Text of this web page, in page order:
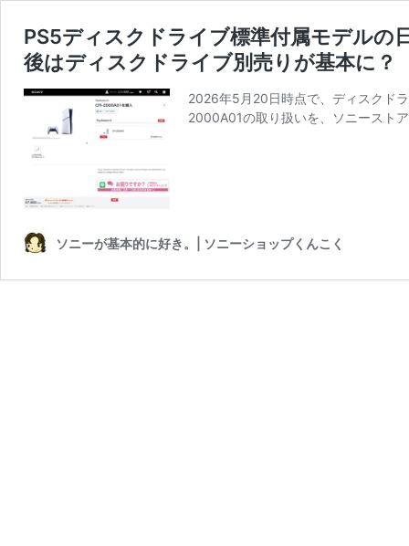
PS5ディスクドライブ標準付属モデルの
後はディスクドライブ別売りが基本に？
2026年5月20日時点で、ディスクド
2000A01の取り扱いを、ソニースト
ソニーが基本的に好き。| ソニーショップくんこく